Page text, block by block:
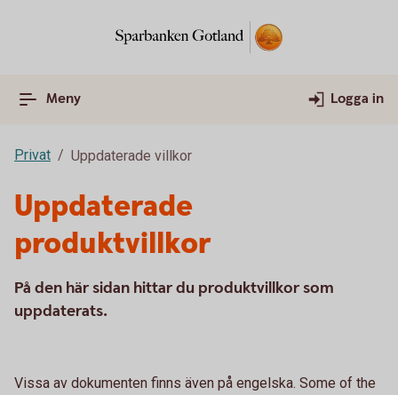
Meny Logga in
Privat Uppdaterade villkor
Uppdaterade
produktvillkor
På den här sidan hittar du produktvillkor som
uppdaterats.
Vissa av dokumenten finns även på engelska. Some of the